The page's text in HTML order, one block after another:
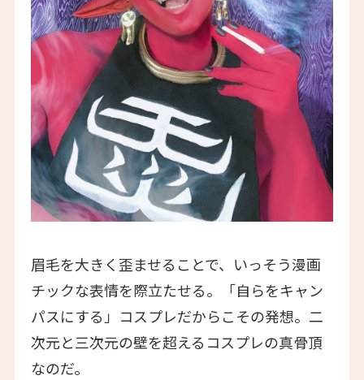
眉毛を大きく歪ませることで、いっそう漫画
チックな表情を際立たせる。「自らをキャン
パスにする」コスプレだからこその発想。二
次元と三次元の壁を超えるコスプレの真骨頂
なのだ。